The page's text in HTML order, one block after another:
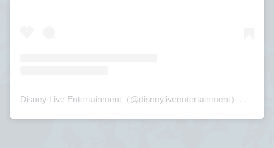
Disney Live Entertainment（@disneyliveentertainment）分享的貼文